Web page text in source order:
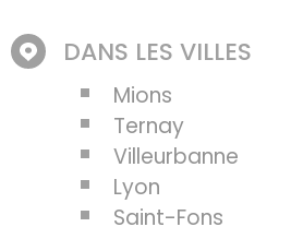
DANS LES VILLES
Mions
Ternay
Villeurbanne
Lyon
Saint-Fons